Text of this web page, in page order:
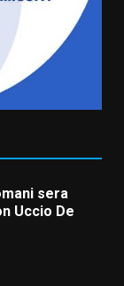
sera
Uccio De
studenti
strada